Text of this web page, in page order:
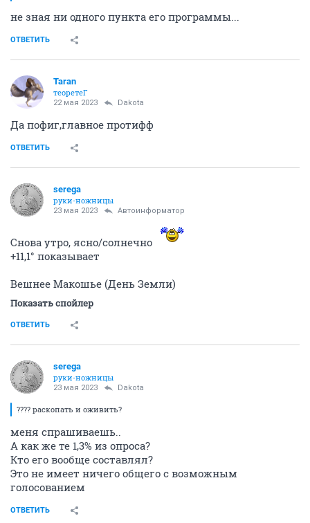
не зная ни одного пункта его программы...
ОТВЕТИТЬ
Taran
теоретеГ
22 мая 2023 Dаkota
Да пофиг,главное протифф
ОТВЕТИТЬ
serega
руки-ножницы
23 мая 2023 Автоинформатор
Снова утро, ясно/солнечно
+11,1° показывает
Вешнее Макошье (День Земли)
Показать спойлер
ОТВЕТИТЬ
serega
руки-ножницы
23 мая 2023 Dаkota
???? раскопать и оживить?
меня спрашиваешь..
А как же те 1,3% из опроса?
Кто его вообще составлял?
Это не имеет ничего общего с возможным
голосованием
ОТВЕТИТЬ